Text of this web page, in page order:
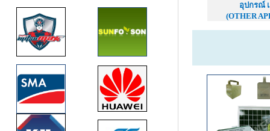
อุปกรณ์
(OTHER